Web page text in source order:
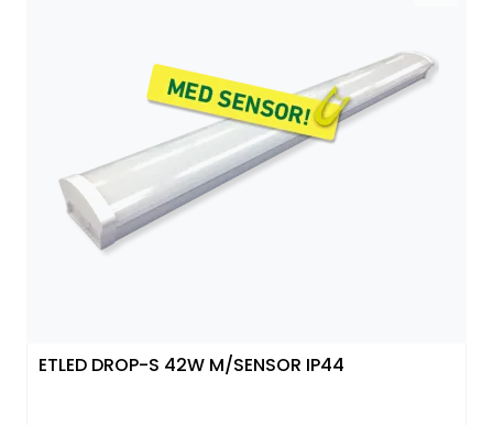
ETLED DROP-S 42W M/SENSOR IP44